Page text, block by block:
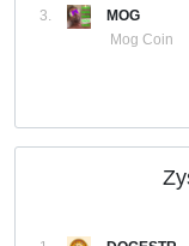
3.
MOG
Mog Coin